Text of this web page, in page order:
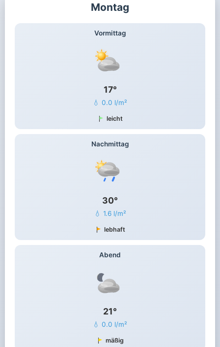
Montag
Vormittag
17°
💧 0.0 l/m²
leicht
Nachmittag
30°
💧 1.6 l/m²
lebhaft
Abend
21°
💧 0.0 l/m²
mäßig